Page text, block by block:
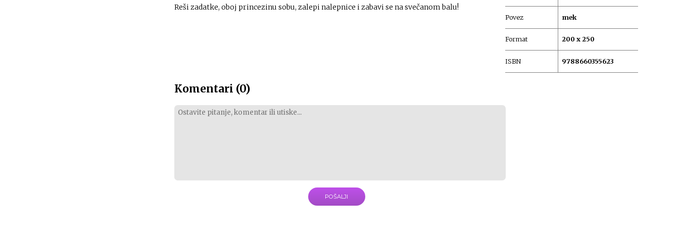
Reši zadatke, oboj princezinu sobu, zalepi nalepnice i zabavi se na svečanom balu!
Povez mek
Format 200 x 250
ISBN 9788660355623
Komentari (0)
POŠALJI